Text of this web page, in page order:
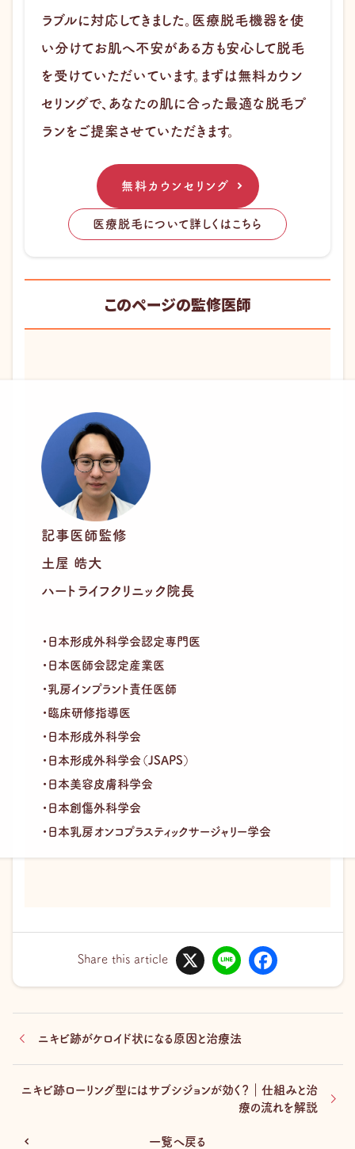
ラブルに対応してきました。医療脱毛機器を使
い分けてお肌へ不安がある方も安心して脱毛
を受けていただいています。まずは無料カウン
セリングで、あなたの肌に合った最適な脱毛プ
ランをご提案させていただきます。
無料カウンセリング
医療脱毛について詳しくはこちら
このページの監修医師
記事医師監修
土屋 皓大
ハートライフクリニック院長
・日本形成外科学会認定専門医
・日本医師会認定産業医
・乳房インプラント責任医師
・臨床研修指導医
・日本形成外科学会
・日本形成外科学会（JSAPS）
・日本美容皮膚科学会
・日本創傷外科学会
・日本乳房オンコプラスティックサージャリー学会
Share this article
X L
ne
o
ニキビ跡がケロイド状になる原因と治療法
一覧へ戻る
ニキビ跡ローリング型にはサブシジョンが効く？｜仕組みと治
療の流れを解説